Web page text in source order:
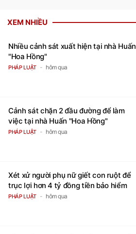
XEM NHIỀU
Nhiều cảnh sát xuất hiện tại nhà Huấn
"Hoa Hồng"
PHÁP LUẬT hôm qua
Cảnh sát chặn 2 đầu đường để làm
việc tại nhà Huấn "Hoa Hồng"
PHÁP LUẬT hôm qua
Xét xử người phụ nữ giết con ruột để
trục lợi hơn 4 tỷ đồng tiền bảo hiểm
PHÁP LUẬT hôm qua